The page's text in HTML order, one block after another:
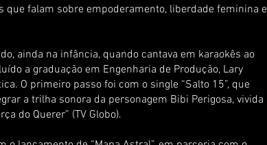
que falam sobre empoderamento, liberdade feminina e
ainda na infância, quando cantava em karaokês ao
a graduação em Engenharia de Produção, Lary
O primeiro passo foi com o single “Salto 15”, que
a trilha sonora da personagem Bibi Perigosa, vivida
do Querer” (TV Globo).